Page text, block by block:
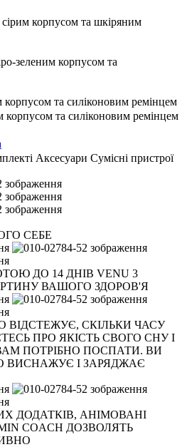
Аксесуари Сумісні пристрої
СЕБЕ
ДО 14 ДНІВ VENU 3
ВАШОГО ЗДОРОВ'Я
СКІЛЬКИ ЧАСУ
ПРО ЯКІСТЬ СВОГО СНУ І
ПОТРІБНО ПОСПАТИ. ВИ
ВИСНАЖУЄ І ЗАРЯДЖАЄ
ДОДАТКІВ, АНІМОВАНІ
COACH ДОЗВОЛЯТЬ